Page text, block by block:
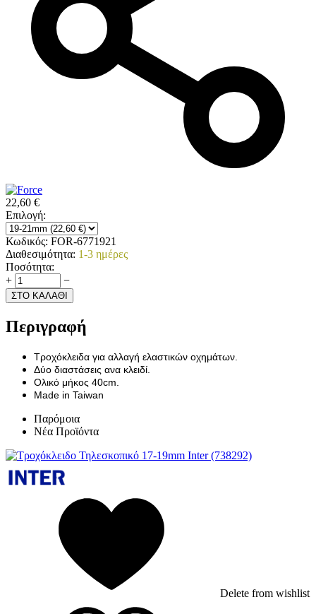
22,60 €
Επιλογή:
Κωδικός: FOR-6771921
Διαθεσιμότητα: 1-3 ημέρες
Ποσότητα:
+
−
ΣΤΟ ΚΑΛΑΘΙ
Περιγραφή
Τροχόκλειδα για αλλαγή ελαστικών οχημάτων.
Δύο διαστάσεις ανα κλειδί.
Ολικό μήκος 40cm.
Made in Taiwan
Παρόμοια
Νέα Προϊόντα
Delete from wishlist